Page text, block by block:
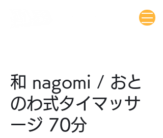
和 nagomi / おと
のわ式タイマッサ
ージ 70分